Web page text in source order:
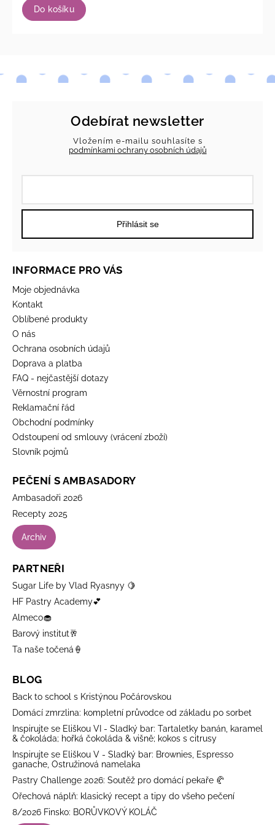
Do košíku
Odebírat newsletter
Vložením e-mailu souhlasíte s
podmínkami ochrany osobních údajů
Přihlásit se
INFORMACE PRO VÁS
Moje objednávka
Kontakt
Oblíbené produkty
O nás
Ochrana osobních údajů
Doprava a platba
FAQ - nejčastější dotazy
Věrnostní program
Reklamační řád
Obchodní podmínky
Odstoupení od smlouvy (vrácení zboží)
Slovník pojmů
PEČENÍ S AMBASADORY
Ambasadoři 2026
Recepty 2025
Archiv
PARTNEŘI
Sugar Life by Vlad Ryasnyy 🍋
HF Pastry Academy💕
Almeco🧁
Barový institut🥂
Ta naše točená🍦
BLOG
Back to school s Kristýnou Počárovskou
Domácí zmrzlina: kompletní průvodce od základu po sorbet
Inspirujte se Eliškou VI - Sladký bar: Tartaletky banán, karamel
& čokoláda; hořká čokoláda & višně; kokos s citrusy
Inspirujte se Eliškou V - Sladký bar: Brownies, Espresso
ganache, Ostružinová namelaka
Pastry Challenge 2026: Soutěž pro domácí pekaře 🥐
Ořechová náplň: klasický recept a tipy do všeho pečení
8/2026 Finsko: BORŮVKOVÝ KOLÁČ